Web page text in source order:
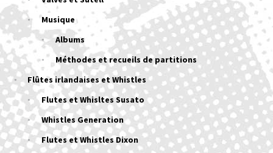
Musique
Albums
Méthodes et recueils de partitions
Flûtes irlandaises et Whistles
Flutes et Whisltes Susato
Whistles Generation
Flutes et Whistles Dixon